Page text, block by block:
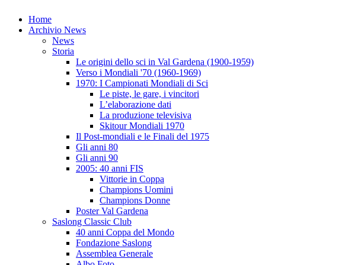
Home
Archivio News
News
Storia
Le origini dello sci in Val Gardena (1900-1959)
Verso i Mondiali '70 (1960-1969)
1970: I Campionati Mondiali di Sci
Le piste, le gare, i vincitori
L’elaborazione dati
La produzione televisiva
Skitour Mondiali 1970
Il Post-mondiali e le Finali del 1975
Gli anni 80
Gli anni 90
2005: 40 anni FIS
Vittorie in Coppa
Champions Uomini
Champions Donne
Poster Val Gardena
Saslong Classic Club
40 anni Coppa del Mondo
Fondazione Saslong
Assemblea Generale